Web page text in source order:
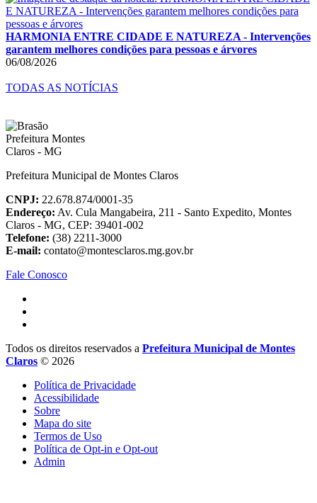
HARMONIA ENTRE CIDADE E NATUREZA - Intervenções
garantem melhores condições para pessoas e árvores
06/08/2026
TODAS AS NOTÍCIAS
Prefeitura Municipal de Montes Claros
CNPJ: 22.678.874/0001-35
Endereço: Av. Cula Mangabeira, 211 - Santo Expedito, Montes
Claros - MG, CEP: 39401-002
Telefone: (38) 2211-3000
E-mail: contato@montesclaros.mg.gov.br
Fale Conosco
Todos os direitos reservados a Prefeitura Municipal de Montes
Claros © 2026
Política de Privacidade
Acessibilidade
Sobre
Mapa do site
Termos de Uso
Política de Opt-in e Opt-out
Admin